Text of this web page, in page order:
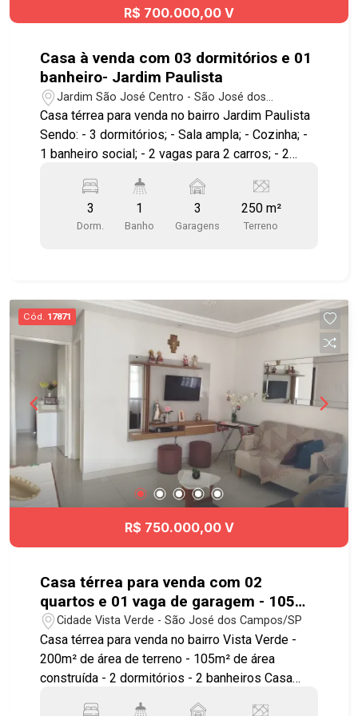
R$ 700.000,00 V
Casa à venda com 03 dormitórios e 01
banheiro- Jardim Paulista
Jardim São José Centro - São José dos
Campos/SP
Casa térrea para venda no bairro Jardim Paulista
Sendo: - 3 dormitórios; - Sala ampla; - Cozinha; -
1 banheiro social; - 2 vagas para 2 carros; - 2
O imóvel está localizado no bairro Jardim
Paulista, na cidade de São José dos Campos,
próximo ao Batalhão, vários comércios como:
Agende já sua visita!! #imobiliaria
#geraçãoimóveis #casavenda #JardimPaulista
3
Dorm.
1
Banho
3
Garagens
250 m²
Terreno
Cód. 17871
R$ 750.000,00 V
Casa térrea para venda com 02
quartos e 01 vaga de garagem - 105m²
no bairro Vista Verde
Cidade Vista Verde - São José dos Campos/SP
Casa térrea para venda no bairro Vista Verde -
200m² de área de terreno - 105m² de área
construída - 2 dormitórios - 2 banheiros Casa